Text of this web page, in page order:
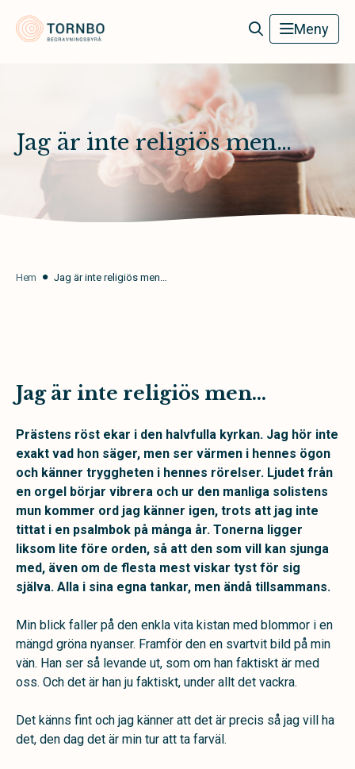
Tornbo Begravningsbyrå Meny
Jag är inte religiös men…
Hem Jag är inte religiös men…
Jag är inte religiös men…
Prästens röst ekar i den halvfulla kyrkan. Jag hör inte
exakt vad hon säger, men ser värmen i hennes ögon
och känner tryggheten i hennes rörelser. Ljudet från
en orgel börjar vibrera och ur den manliga solistens
mun kommer ord jag känner igen, trots att jag inte
tittat i en psalmbok på många år. Tonerna ligger
liksom lite före orden, så att den som vill kan sjunga
med, även om de flesta mest viskar tyst för sig
själva. Alla i sina egna tankar, men ändå tillsammans.
Min blick faller på den enkla vita kistan med blommor i en
mängd gröna nyanser. Framför den en svartvit bild på min
vän. Han ser så levande ut, som om han faktiskt är med
oss. Och det är han ju faktiskt, under allt det vackra.
Det känns fint och jag känner att det är precis så jag vill ha
det, den dag det är min tur att ta farväl.